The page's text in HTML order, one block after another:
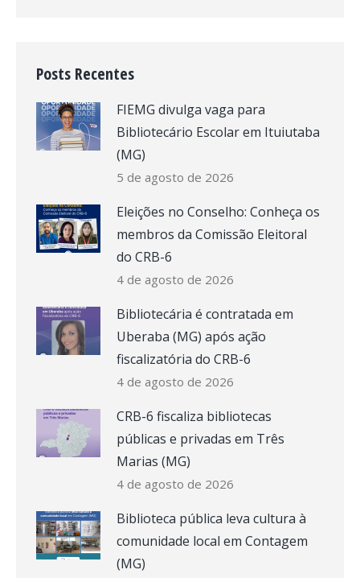
Posts Recentes
FIEMG divulga vaga para
Bibliotecário Escolar em Ituiutaba
(MG)
5 de agosto de 2026
Eleições no Conselho: Conheça os
membros da Comissão Eleitoral
do CRB-6
4 de agosto de 2026
Bibliotecária é contratada em
Uberaba (MG) após ação
fiscalizatória do CRB-6
4 de agosto de 2026
CRB-6 fiscaliza bibliotecas
públicas e privadas em Três
Marias (MG)
4 de agosto de 2026
Biblioteca pública leva cultura à
comunidade local em Contagem
(MG)